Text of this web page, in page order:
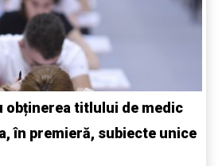
obținerea titlului de medic
în premieră, subiecte unice